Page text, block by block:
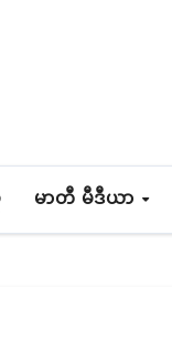
မာတီ မီဒီယာ